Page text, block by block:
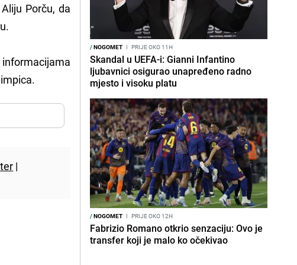
Porču, da
|
/NOGOMET I PRIJE OKO 11H
Skandal u UEFA-i: Gianni Infantino
ljubavnici osigurao unapređeno radno
mjesto i visoku platu
/NOGOMET I PRIJE OKO 12H
Fabrizio Romano otkrio senzaciju: Ovo je
transfer koji je malo ko očekivao